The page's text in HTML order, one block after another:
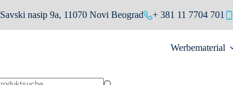
Savski nasip 9a, 11070 Novi Beograd + 381 11 7704 701
Werbematerial